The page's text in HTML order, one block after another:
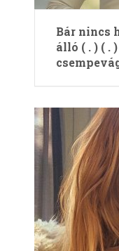
Bár nincs
álló ( . ) ( .